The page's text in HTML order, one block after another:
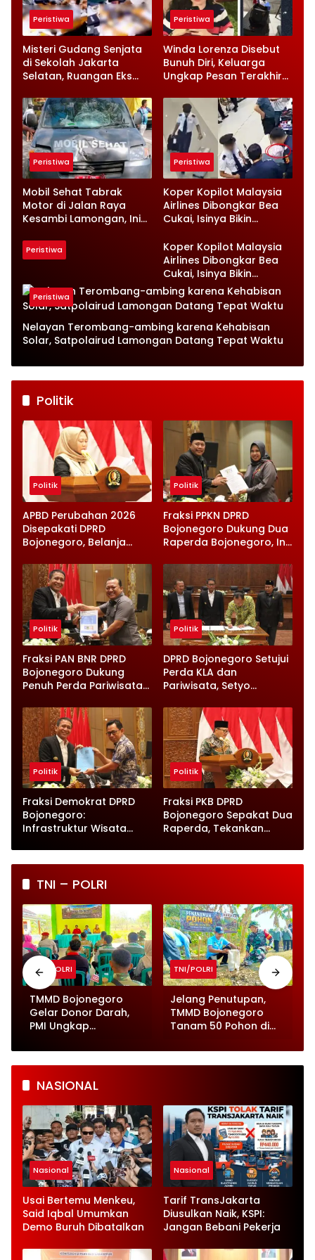
Peristiwa
Misteri Gudang Senjata
di Sekolah Jakarta
Selatan, Ruangan Eks
Sorotan
Peristiwa
Winda Lorenza Disebut
Bunuh Diri, Keluarga
Ungkap Pesan Terakhir
Rumah
Peristiwa
Mobil Sehat Tabrak
Motor di Jalan Raya
Kesambi Lamongan, Ini
Peristiwa
Koper Kopilot Malaysia
Airlines Dibongkar Bea
Cukai, Isinya Bikin
Peristiwa
Koper Kopilot Malaysia
Airlines Dibongkar Bea
Cukai, Isinya Bikin
Petugas Terkejut
Peristiwa
Nelayan Terombang-ambing karena Kehabisan
Solar, Satpolairud Lamongan Datang Tepat Waktu
Politik
Politik
APBD Perubahan 2026
Disepakati DPRD
Bojonegoro, Belanja
Infrastruktur Diperkuat
Politik
Fraksi PPKN DPRD
Bojonegoro Dukung Dua
Raperda Bojonegoro, Ini
Disampaikan
Politik
Fraksi PAN BNR DPRD
Bojonegoro Dukung
Penuh Perda Pariwisata
Anak
Politik
DPRD Bojonegoro Setujui
Perda KLA dan
Pariwisata, Setyo
Instruksi
Politik
Fraksi Demokrat DPRD
Bojonegoro:
Infrastruktur Wisata
Politik
Fraksi PKB DPRD
Bojonegoro Sepakat Dua
Raperda, Tekankan
TNI – POLRI
TNI/POLRI
TMMD Bojonegoro
Gelar Donor Darah,
PMI Ungkap
Tinggi
TNI/POLRI
Jelang Penutupan,
TMMD Bojonegoro
Tanam 50 Pohon di
NASIONAL
Nasional
Usai Bertemu Menkeu,
Said Iqbal Umumkan
Demo Buruh Dibatalkan
Nasional
Tarif TransJakarta
Diusulkan Naik, KSPI:
Jangan Bebani Pekerja